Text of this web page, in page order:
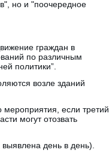
но и "поочередное
граждан в
по различным
политики”.
возле зданий
мероприятия, если третий
могут отозвать
день в день).